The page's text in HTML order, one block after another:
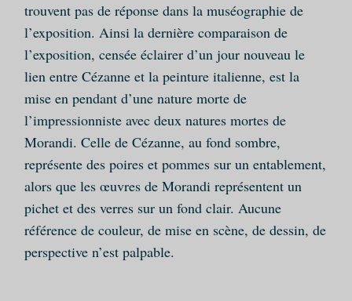
trouvent pas de réponse dans la muséographie de
l’exposition. Ainsi la dernière comparaison de
l’exposition, censée éclairer d’un jour nouveau le
lien entre Cézanne et la peinture italienne, est la
mise en pendant d’une nature morte de
l’impressionniste avec deux natures mortes de
Morandi. Celle de Cézanne, au fond sombre,
représente des poires et pommes sur un entablement,
alors que les œuvres de Morandi représentent un
pichet et des verres sur un fond clair. Aucune
référence de couleur, de mise en scène, de dessin, de
perspective n’est palpable.